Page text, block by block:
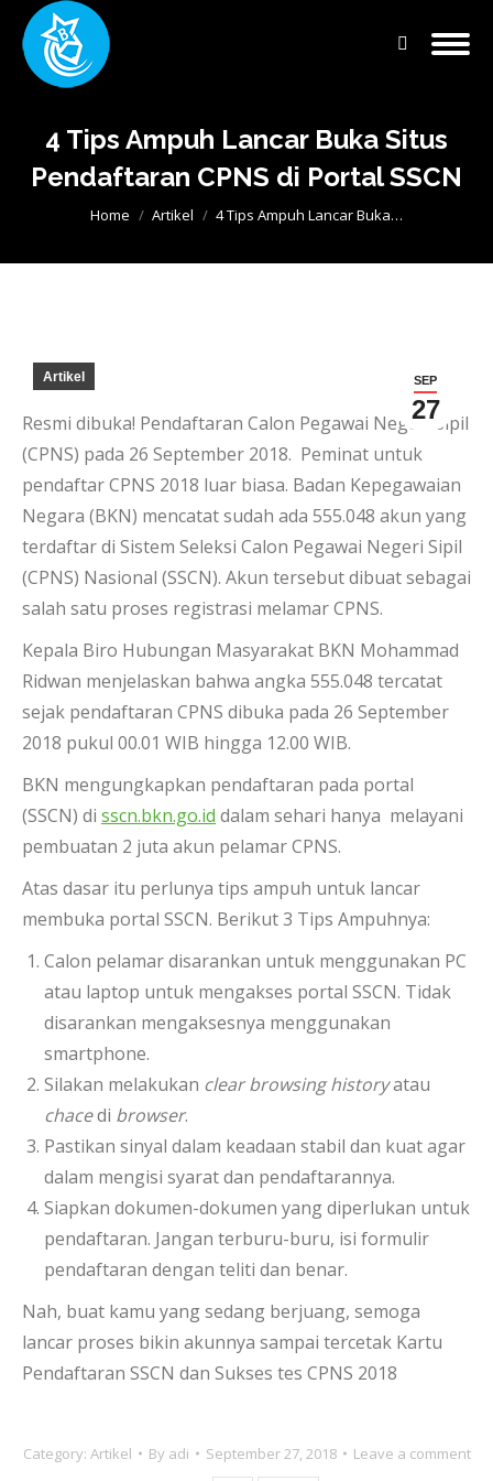
Search:
4 Tips Ampuh Lancar Buka Situs
Pendaftaran CPNS di Portal SSCN
You are here:
Home Artikel 4 Tips Ampuh Lancar Buka…
SEP
27
Artikel
Resmi dibuka! Pendaftaran Calon Pegawai Negeri Sipil
(CPNS) pada 26 September 2018. Peminat untuk
pendaftar CPNS 2018 luar biasa. Badan Kepegawaian
Negara (BKN) mencatat sudah ada 555.048 akun yang
terdaftar di Sistem Seleksi Calon Pegawai Negeri Sipil
(CPNS) Nasional (SSCN). Akun tersebut dibuat sebagai
salah satu proses registrasi melamar CPNS.
Kepala Biro Hubungan Masyarakat BKN Mohammad
Ridwan menjelaskan bahwa angka 555.048 tercatat
sejak pendaftaran CPNS dibuka pada 26 September
2018 pukul 00.01 WIB hingga 12.00 WIB.
BKN mengungkapkan pendaftaran pada portal
(SSCN) di sscn.bkn.go.id dalam sehari hanya melayani
pembuatan 2 juta akun pelamar CPNS.
Atas dasar itu perlunya tips ampuh untuk lancar
membuka portal SSCN. Berikut 3 Tips Ampuhnya:
Calon pelamar disarankan untuk menggunakan PC
atau laptop untuk mengakses portal SSCN. Tidak
disarankan mengaksesnya menggunakan
smartphone.
Silakan melakukan clear browsing historyatau
chacedi browser.
Pastikan sinyal dalam keadaan stabil dan kuat agar
dalam mengisi syarat dan pendaftarannya.
Siapkan dokumen-dokumen yang diperlukan untuk
pendaftaran. Jangan terburu-buru, isi formulir
pendaftaran dengan teliti dan benar.
Nah, buat kamu yang sedang berjuang, semoga
lancar proses bikin akunnya sampai tercetak Kartu
Pendaftaran SSCN dan Sukses tes CPNS 2018
Category: Artikel By adi September 27, 2018
Leave a comment